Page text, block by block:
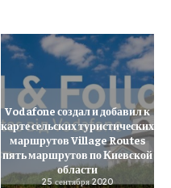
Vodafone создал и добавил к
карте сельских туристических
маршрутов Village Routes
пять маршрутов по Киевской
области
25 сентября 2020